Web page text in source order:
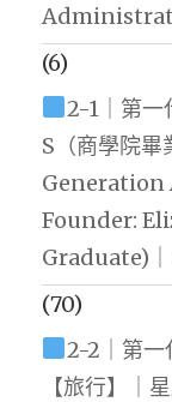
(6)
2-1｜第一
S（商學院
Generation
Founder:
Graduate)
(70)
2-2｜第一
【旅行】